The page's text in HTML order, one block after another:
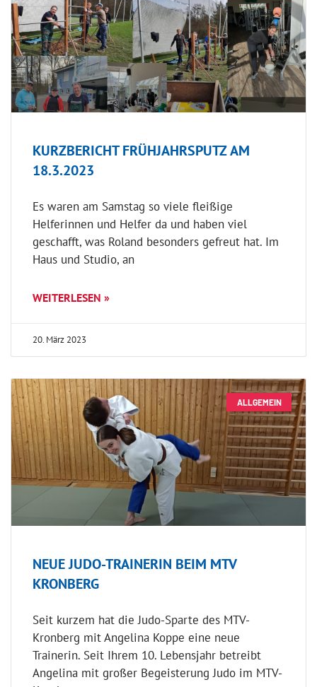
KURZBERICHT FRÜHJAHRSPUTZ AM
18.3.2023
Es waren am Samstag so viele fleißige
Helferinnen und Helfer da und haben viel
geschafft, was Roland besonders gefreut hat. Im
Haus und Studio, an
WEITERLESEN »
20. März 2023
ALLGEMEIN
NEUE JUDO-TRAINERIN BEIM MTV
KRONBERG
Seit kurzem hat die Judo-Sparte des MTV-
Kronberg mit Angelina Koppe eine neue
Trainerin. Seit Ihrem 10. Lebensjahr betreibt
Angelina mit großer Begeisterung Judo im MTV-